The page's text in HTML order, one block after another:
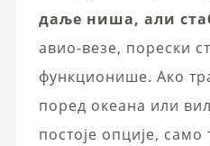
даље ниша, али
авио-везе, порески
функционише. Ако
поред океана или
постоје опције,